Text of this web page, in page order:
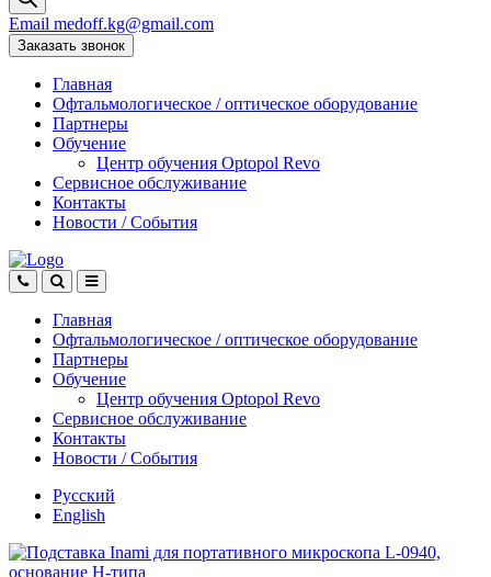
Email medoff.kg@gmail.com
Заказать звонок
Главная
Офтальмологическое / оптическое оборудование
Партнеры
Обучение
Центр обучения Оptopol Revo
Сервисное обслуживание
Контакты
Новости / События
Главная
Офтальмологическое / оптическое оборудование
Партнеры
Обучение
Центр обучения Оptopol Revo
Сервисное обслуживание
Контакты
Новости / События
Русский
English